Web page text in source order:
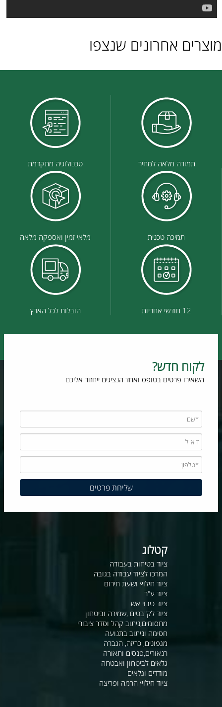
מוצרים אחרונים שנצפו
תמורה מלאה למחיר טכנולוגיה מתקדמת
תמיכה טכנית מלאי זמין ואספקה מלאה
12 חודשי אחריות הובלות לכל הארץ
לקוח חדש?
השאירו פרטים בטופס ואחד הנציגים ייחזור אליכם
קטלוג
ציוד בטיחות בעבודה
המרכז לציוד עבודה בגובה
ציוד חילוץ ושעת חירום
ציוד ע"ר
ציוד כיבוי אש
ציוד לק"בטים ,שמירה וביטחון
מחסומים,ניתוב קהל וסדר ציבורי
חסימה וניתוב בתנועה
מגפונים, כריזה, הגברה
רנאורים,פנסים ותאורה
גלאים לביטחון ואבטחה
מודדים וגלאים
ציוד חילוץ הרמה ופריצה